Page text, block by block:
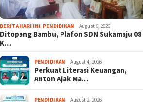
BERITA HARI INI PENDIDIKAN August 6, 2026
Ditopang Bambu, Plafon SDN Sukamaju 08
K…
PENDIDIKAN August 4, 2026
Perkuat Literasi Keuangan,
Anton Ajak Ma…
PENDIDIKAN August 2, 2026